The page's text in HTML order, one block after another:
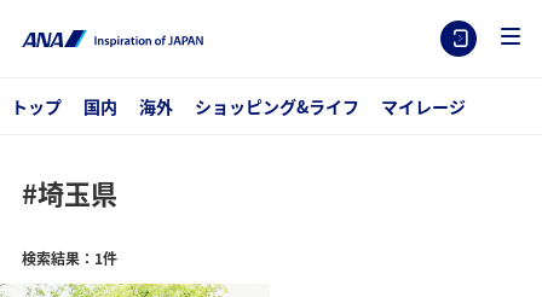
トップ 国内 海外 ショッピング&ライフ マイレージ
#埼玉県
検索結果：1件